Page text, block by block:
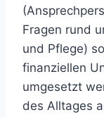
Fragen rund
und Pflege)
finanziellen
umgesetzt
des Alltages